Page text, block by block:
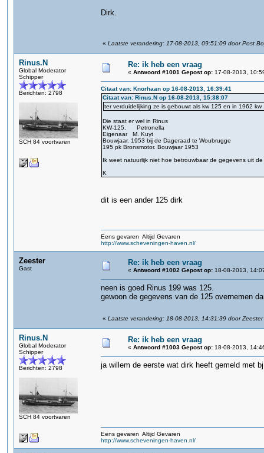
Dirk.
« Laatste verandering: 17-08-2013, 09:51:09 door Post
Rinus.N
Global Moderator
Schipper
Berichten: 2798
SCH 84 voortvaren
Re: ik heb een vraag
« Antwoord #1001 Gepost op: 17-08-2013,
Citaat van: Knorhaan op 16-08-2013, 16:39:41
Citaat van: Rinus.N op 16-08-2013, 15:38:07
ter verduidelijking ze is gebouwt als kw 125 en in 1962 kw
Die staat er wel in Rinus
KW-125. Petronella
Eigenaar M. Kuyt
Bouwjaar. 1953 bij de Dageraad te Woubrugge
195 pk Bronsmotor. Bouwjaar 1953
Ik weet natuurlijk niet hoe betrouwbaar de gegevens uit de
K
dit is een ander 125 dirk
Eens gevaren Altijd Gevaren
http://www.scheveningen-haven.nl/
Zeester
Gast
Re: ik heb een vraag
« Antwoord #1002 Gepost op: 18-08-2013,
neen is goed Rinus 199 was 125.
gewoon de gegevens van de 125 overnemen
« Laatste verandering: 18-08-2013, 14:31:39 door Zeester
Rinus.N
Global Moderator
Schipper
Berichten: 2798
SCH 84 voortvaren
Re: ik heb een vraag
« Antwoord #1003 Gepost op: 18-08-2013,
ja willem de eerste wat dirk heeft gemeld met
Eens gevaren Altijd Gevaren
http://www.scheveningen-haven.nl/